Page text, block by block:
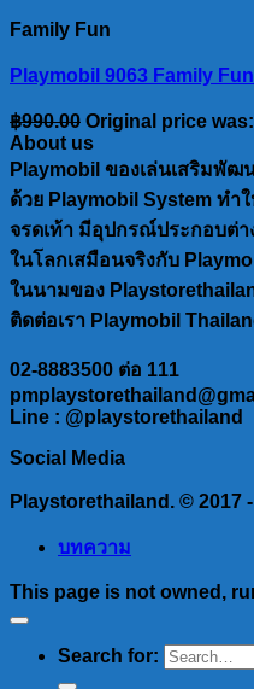
Family Fun
Playmobil 9063 Family
฿990.00 Original price
About us
Playmobil ของเล่นเสริมพัฒ
ด้วย Playmobil System ทำ
จรดเท้า มีอุปกรณ์ประกอบต่า
ในโลกเสมือนจริงกับ
ในนามของ
ติดต่อเรา Playmobil
02-8883500 ต่อ 111
Line : @playstorethailand
Social Media
Playstorethailand. © 2017
บทความ
This page is not owned,
Search for: